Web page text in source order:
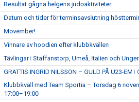
Resultat gågna helgens judoaktiviteter
Datum och tider för terminsavslutning
Movember!
Vinnare av hoodien efter klubbkvällen
Tävlingar i Staffanstorp, Umeå, Italien och
GRATTIS INGRID NILSSON – GULD PÅ U23-EM I
Klubbkväll med Team Sportia – Torsdag 6
17:00–19:00